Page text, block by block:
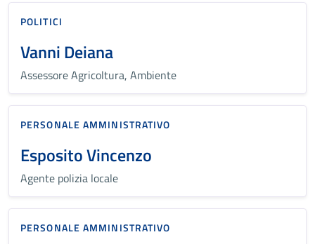
POLITICI
Vanni Deiana
Assessore Agricoltura, Ambiente
PERSONALE AMMINISTRATIVO
Esposito Vincenzo
Agente polizia locale
PERSONALE AMMINISTRATIVO